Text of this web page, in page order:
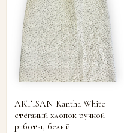
ARTISAN Kantha White —
стёганый хлопок ручной
работы, белый